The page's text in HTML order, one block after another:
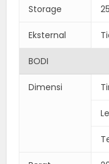
Storage
Eksternal
BODI
Dimensi